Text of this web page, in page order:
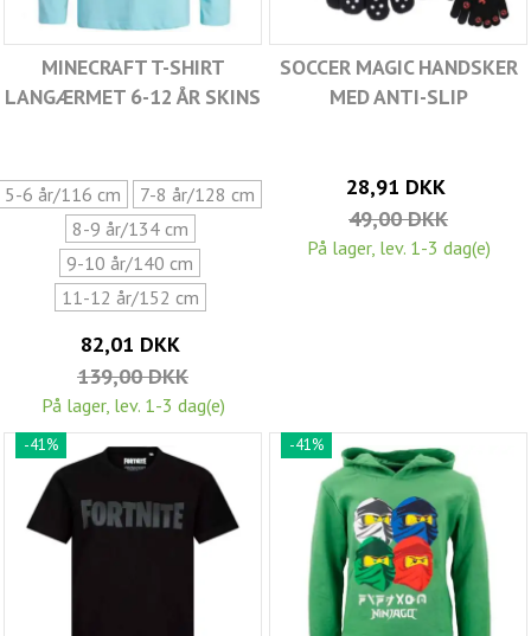
MINECRAFT T-SHIRT
LANGÆRMET 6-12 ÅR SKINS
5-6 år/116 cm
7-8 år/128 cm
8-9 år/134 cm
9-10 år/140 cm
11-12 år/152 cm
82,01 DKK
139,00 DKK
På lager, lev. 1-3 dag(e)
SOCCER MAGIC HANDSKER
MED ANTI-SLIP
28,91 DKK
49,00 DKK
På lager, lev. 1-3 dag(e)
-41% -41%